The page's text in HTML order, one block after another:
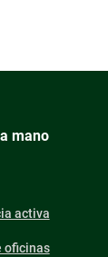
mano
activa
oficinas